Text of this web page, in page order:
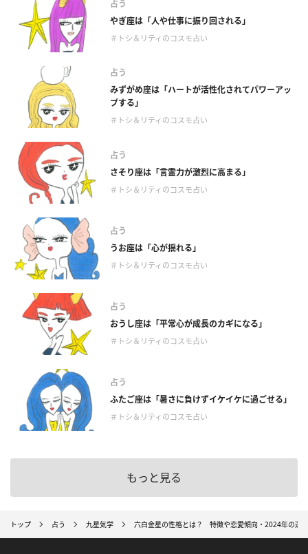
占う
やぎ座は「人や仕事に振り回される」
＃トシ＆リティのコスモ占い
占う
みずがめ座は「ハートが活性化されてパワーアッ
プする」
＃トシ＆リティのコスモ占い
占う
さそり座は「言霊力が激烈に高まる」
＃トシ＆リティのコスモ占い
占う
うお座は「心が揺れる」
＃トシ＆リティのコスモ占い
占う
おうし座は「平常心が成長のカギになる」
＃トシ＆リティのコスモ占い
占う
ふたご座は「暑さに負けずイケイケに過ごせる」
＃トシ＆リティのコスモ占い
もっと見る
トップ 占う 九星気学 六白金星の性格とは？ 特徴や恋愛傾向・2024年の運